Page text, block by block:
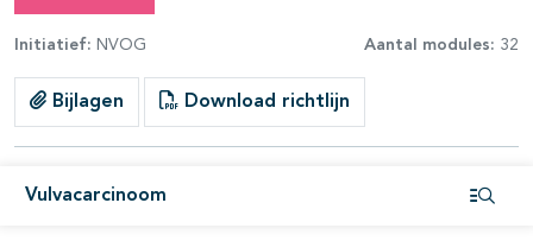
Initiatief: NVOG Aantal modules: 32
Bijlagen Download richtlijn
Vulvacarcinoom
open- en dichtklappen
open- en dichtklappen